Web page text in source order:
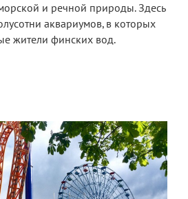
и речной природы. Здесь
аквариумов, в которых
жители финских вод.